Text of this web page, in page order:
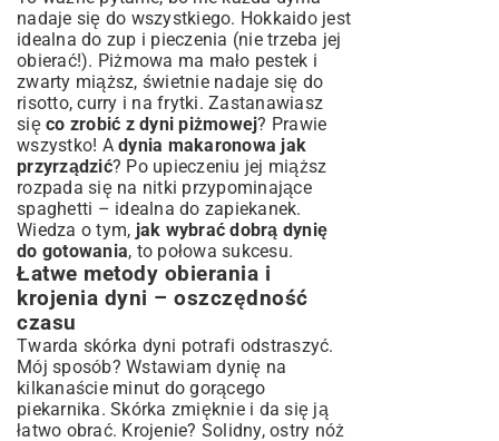
nadaje się do wszystkiego. Hokkaido jest
idealna do zup i pieczenia (nie trzeba jej
obierać!). Piżmowa ma mało pestek i
zwarty miąższ, świetnie nadaje się do
risotto, curry i na frytki. Zastanawiasz
się co zrobić z dyni piżmowej? Prawie
wszystko! A dynia makaronowa jak
przyrządzić? Po upieczeniu jej miąższ
rozpada się na nitki przypominające
spaghetti – idealna do zapiekanek.
Wiedza o tym, jak wybrać dobrą dynię
do gotowania, to połowa sukcesu.
Łatwe metody obierania i
krojenia dyni – oszczędność
czasu
Twarda skórka dyni potrafi odstraszyć.
Mój sposób? Wstawiam dynię na
kilkanaście minut do gorącego
piekarnika. Skórka zmięknie i da się ją
łatwo obrać. Krojenie? Solidny, ostry nóż